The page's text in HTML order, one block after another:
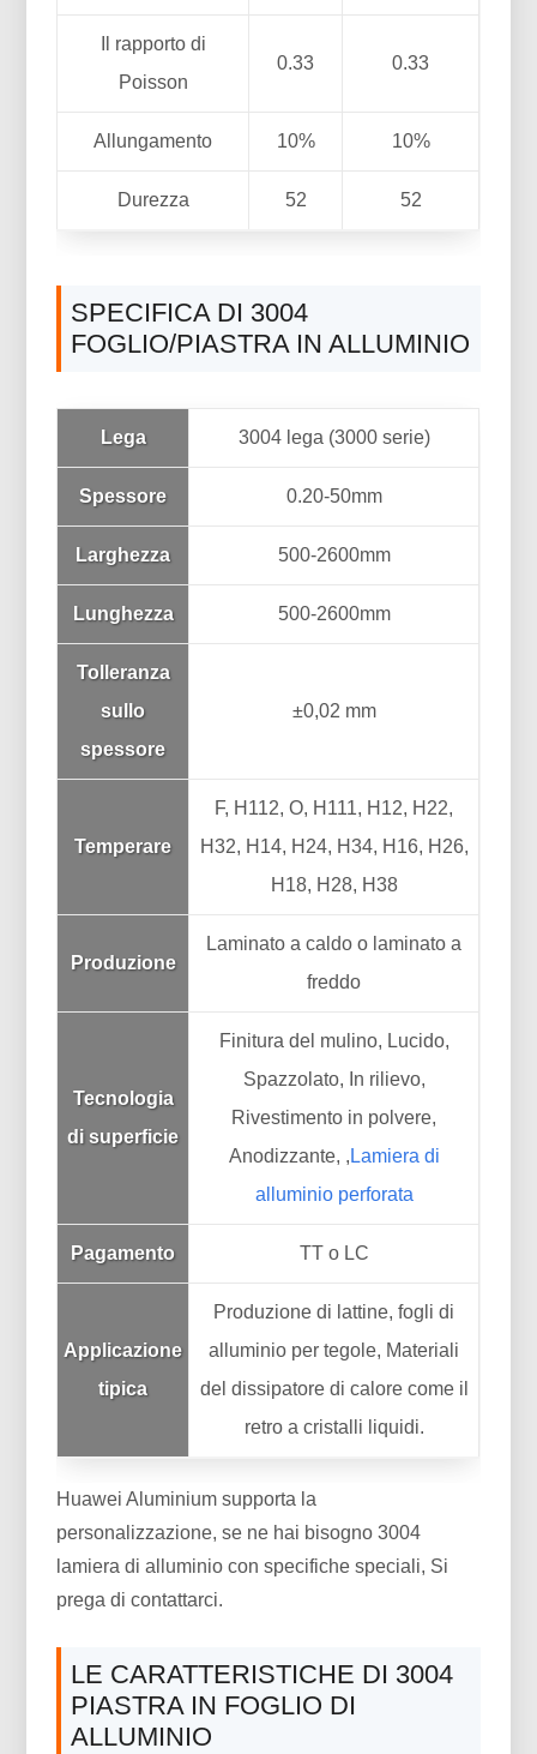
Il rapporto di
Poisson
0.33 0.33
Allungamento 10% 10%
Durezza 52 52
SPECIFICA DI 3004
FOGLIO/PIASTRA IN ALLUMINIO
Lega 3004 lega (3000 serie)
Spessore 0.20-50mm
Larghezza 500-2600mm
Lunghezza 500-2600mm
Tolleranza
sullo
spessore
±0,02 mm
Temperare
F, H112, O, H111, H12, H22,
H32, H14, H24, H34, H16, H26,
H18, H28, H38
Produzione
Laminato a caldo o laminato a
freddo
Tecnologia
di superficie
Finitura del mulino, Lucido,
Spazzolato, In rilievo,
Rivestimento in polvere,
Anodizzante, , Lamiera di
alluminio perforata
Pagamento TT o LC
Applicazione
tipica
Produzione di lattine, fogli di
alluminio per tegole, Materiali
del dissipatore di calore come il
retro a cristalli liquidi.
Huawei Aluminium supporta la
personalizzazione, se ne hai bisogno 3004
lamiera di alluminio con specifiche speciali, Si
prega di contattarci.
LE CARATTERISTICHE DI 3004
PIASTRA IN FOGLIO DI
ALLUMINIO